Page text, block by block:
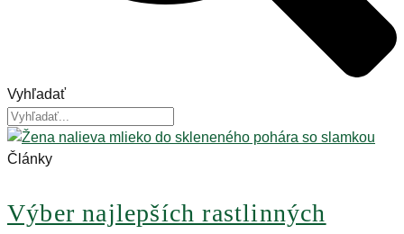
Vyhľadať
Články
Výber najlepších rastlinných